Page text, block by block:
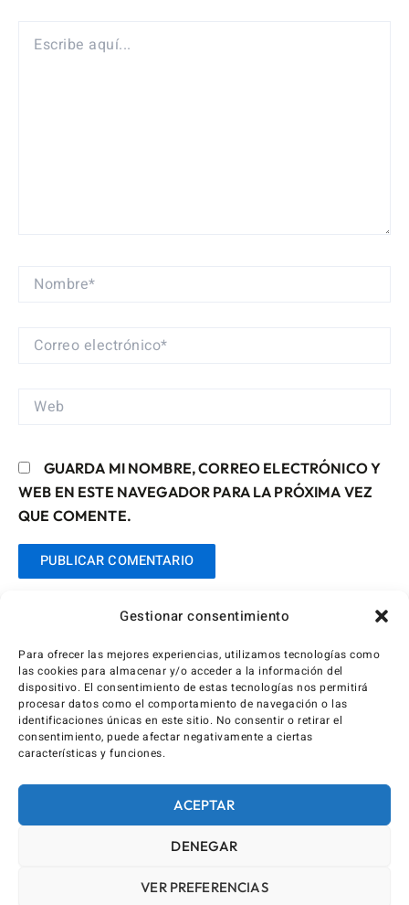
Gestionar consentimiento
Para ofrecer las mejores experiencias, utilizamos tecnologías como
las cookies para almacenar y/o acceder a la información del
dispositivo. El consentimiento de estas tecnologías nos permitirá
procesar datos como el comportamiento de navegación o las
identificaciones únicas en este sitio. No consentir o retirar el
consentimiento, puede afectar negativamente a ciertas
características y funciones.
ACEPTAR
DENEGAR
VER PREFERENCIAS
AQUÍ...
NOMBRE*
CORREO
WEB
GUARDA MI NOMBRE, CORREO ELECTRÓNICO Y
WEB EN ESTE NAVEGADOR PARA LA PRÓXIMA VEZ
QUE COMENTE.